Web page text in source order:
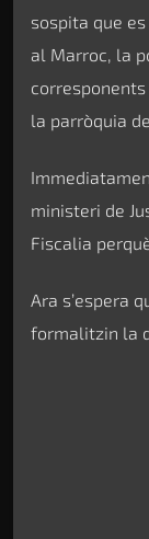
sospita que
al Marroc, la
la parròquia
ministeri de
Fiscalia
Ara s’espera
formalitzin la